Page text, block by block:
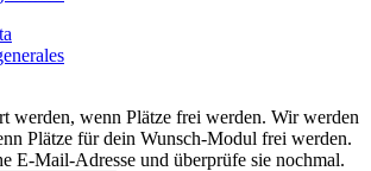
werden, wenn Plätze frei werden. Wir werden
Plätze für dein Wunsch-Modul frei werden.
E-Mail-Adresse und überprüfe sie nochmal.